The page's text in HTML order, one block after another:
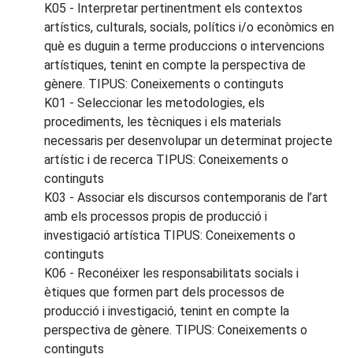
K05 - Interpretar pertinentment els contextos
artístics, culturals, socials, polítics i/o econòmics en
què es duguin a terme produccions o intervencions
artístiques, tenint en compte la perspectiva de
gènere. TIPUS: Coneixements o continguts
K01 - Seleccionar les metodologies, els
procediments, les tècniques i els materials
necessaris per desenvolupar un determinat projecte
artístic i de recerca TIPUS: Coneixements o
continguts
K03 - Associar els discursos contemporanis de l’art
amb els processos propis de producció i
investigació artística TIPUS: Coneixements o
continguts
K06 - Reconéixer les responsabilitats socials i
ètiques que formen part dels processos de
producció i investigació, tenint en compte la
perspectiva de gènere. TIPUS: Coneixements o
continguts